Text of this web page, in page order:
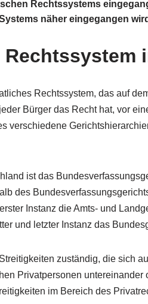
Rechtssystems
näher eingegangen
Rechtssystem
Rechtssystem, das auf
Bürger das Recht hat, vor
verschiedene
ist das
des
Instanz die Amts- und
und letzter Instanz das
zuständig, die sich
Privatpersonen untereinander
im Bereich des